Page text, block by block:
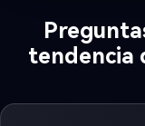
tendencia